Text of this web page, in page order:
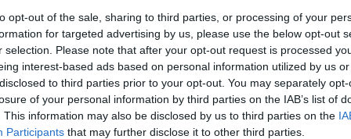
opt-out of the sale, sharing to third parties, or processing of your
for targeted advertising by us, please use the below opt-out
selection. Please note that after your opt-out request is processed
interest-based ads based on personal information utilized by us
to third parties prior to your opt-out. You may separately
of your personal information by third parties on the IAB’s list of
This information may also be disclosed by us to third parties on the
Participants that may further disclose it to other third parties.
Κυριακή 3
έγραφαν οι
για την ...
Σύλλογος Ρόδου ενημερώνει τα
του ότι η νέα κυνηγετική
ξεκινάει στις 20 Αυγούστου.
03.08.25, 12:53